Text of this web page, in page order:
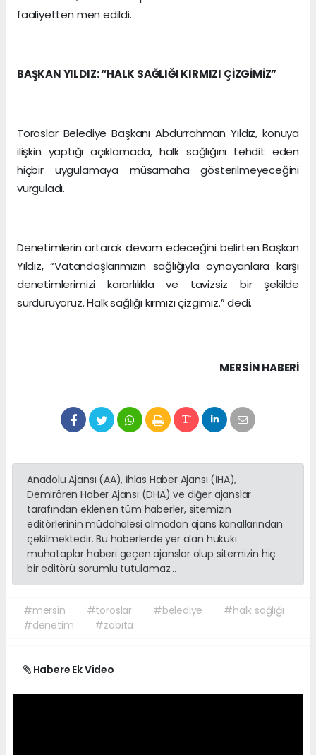
faaliyetten men edildi.
BAŞKAN YILDIZ: “HALK SAĞLIĞI KIRMIZI ÇİZGİMİZ”
Toroslar Belediye Başkanı Abdurrahman Yıldız, konuya
ilişkin yaptığı açıklamada, halk sağlığını tehdit eden
hiçbir uygulamaya müsamaha gösterilmeyeceğini
vurguladı.
Denetimlerin artarak devam edeceğini belirten Başkan
Yıldız, “Vatandaşlarımızın sağlığıyla oynayanlara karşı
denetimlerimizi kararlılıkla ve tavizsiz bir şekilde
sürdürüyoruz. Halk sağlığı kırmızı çizgimiz.” dedi.
MERSIN HABERİ
Anadolu Ajansı (AA), İhlas Haber Ajansı (İHA),
Demirören Haber Ajansı (DHA) ve diğer ajanslar
tarafından eklenen tüm haberler, sitemizin
editörlerinin müdahalesi olmadan ajans kanallarından
çekilmektedir. Bu haberlerde yer alan hukuki
muhataplar haberi geçen ajanslar olup sitemizin hiç
bir editörü sorumlu tutulamaz...
#mersin #toroslar #belediye
#halk sağlığı
#denetim
#zabıta
Habere Ek Video